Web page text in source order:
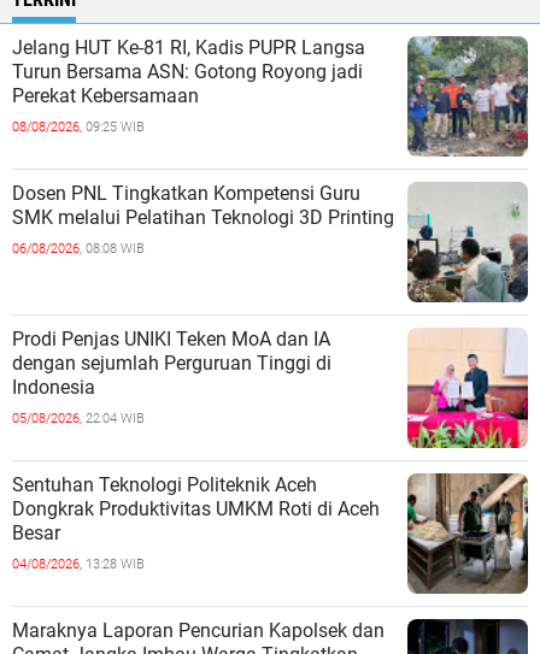
Jelang HUT Ke-81 RI, Kadis PUPR Langsa
Turun Bersama ASN: Gotong Royong jadi
Perekat Kebersamaan
08/08/2026, 09:25 WIB
Dosen PNL Tingkatkan Kompetensi Guru
SMK melalui Pelatihan Teknologi 3D Printing
06/08/2026, 08:08 WIB
Prodi Penjas UNIKI Teken MoA dan IA
dengan sejumlah Perguruan Tinggi di
Indonesia
05/08/2026, 22:04 WIB
Sentuhan Teknologi Politeknik Aceh
Dongkrak Produktivitas UMKM Roti di Aceh
Besar
04/08/2026, 13:28 WIB
Maraknya Laporan Pencurian Kapolsek dan